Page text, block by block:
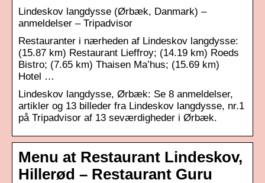
Lindeskov langdysse (Ørbæk, Danmark) –
anmeldelser – Tripadvisor
Restauranter i nærheden af Lindeskov langdysse:
(15.87 km) Restaurant Lieffroy; (14.19 km) Roeds
Bistro; (7.65 km) Thaisen Ma’hus; (15.69 km)
Hotel …
Lindeskov langdysse, Ørbæk: Se 8 anmeldelser,
artikler og 13 billeder fra Lindeskov langdysse, nr.1
på Tripadvisor af 13 seværdigheder i Ørbæk.
Menu at Restaurant Lindeskov,
Hillerød – Restaurant Guru